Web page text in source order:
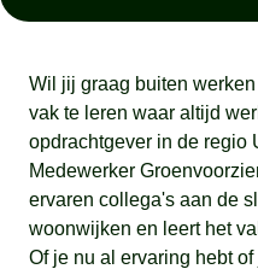
Wil jij graag buiten
vak te leren waar altijd
opdrachtgever in de regio
Medewerker
ervaren collega's aan de
woonwijken en leert het
Of je nu al ervaring hebt